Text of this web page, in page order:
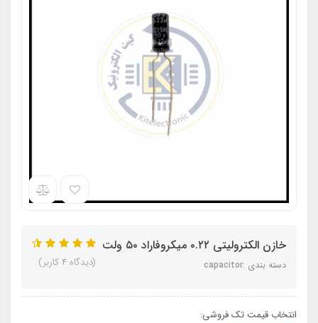
خازن الکترولیتی ۰.۲۲ میکروفاراد ۵۰ ولت
دسته بندی :capacitor (دیدگاه 4 کاربر)
انتخاب قیمت تک فروشی: